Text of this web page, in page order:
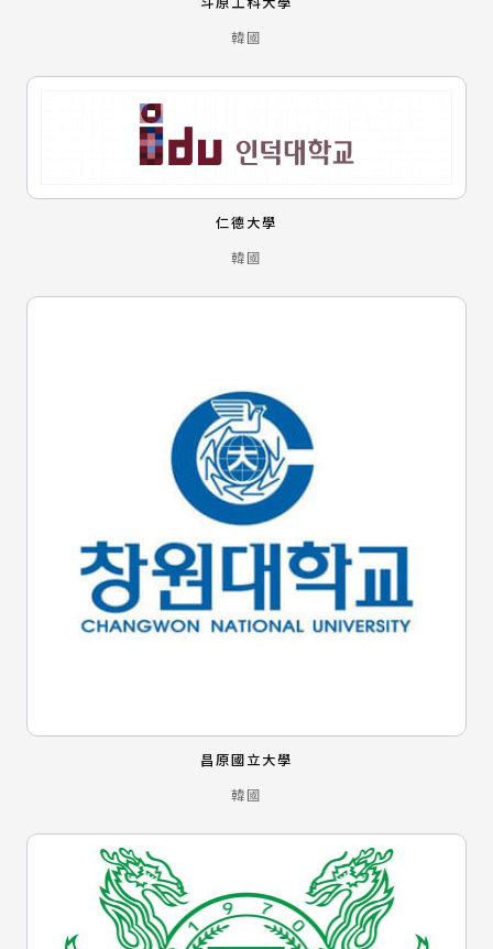
韓國
仁德大學
韓國
昌原國立大學
韓國